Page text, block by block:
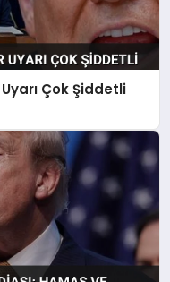
Çok Şiddetli